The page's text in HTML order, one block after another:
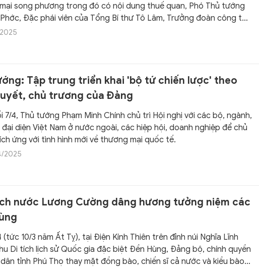
song phương trong đó có nội dung thuế quan, Phó Thủ tướng
Đặc phái viên của Tổng Bí thư Tô Lâm, Trưởng đoàn công tác
Nam, đã mở "cánh cửa thép", hoàn thành xuất sắc nhiệm vụ,
Tập trung triển khai 'bộ tứ chiến lược' theo
chủ trương của Đảng
7/4, Thủ tướng Phạm Minh Chính chủ trì Hội nghị với các bộ, ngành,
diện Việt Nam ở nước ngoài, các hiệp hội, doanh nghiệp để chủ
ứng với tình hình mới về thương mại quốc tế.
2025
nước Lương Cường dâng hương tưởng niệm các
(tức 10/3 năm Ất Tỵ), tại Điện Kính Thiên trên đỉnh núi Nghĩa Lĩnh
Di tích lịch sử Quốc gia đặc biệt Đền Hùng, Đảng bộ, chính quyền
tỉnh Phú Thọ thay mặt đồng bào, chiến sĩ cả nước và kiều bào